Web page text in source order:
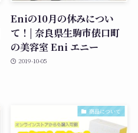
Eniの10月の休みについ
て！| 奈良県生駒市俵口町
の美容室 Eni エニー
2019-10-05
商品について